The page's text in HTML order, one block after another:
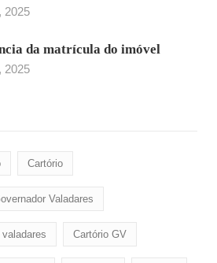
2025
da matrícula do imóvel
2025
Cartório
Valadares
Cartório GV